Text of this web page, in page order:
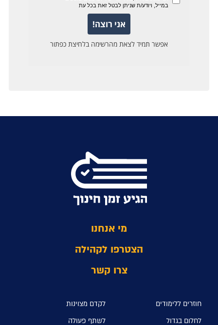
מי אנחנו
הצטרפו לקהילה
צרו קשר
חוזרים ללימודים
לקדם מצוינות
לחלום בגדול
לשתף פעולה